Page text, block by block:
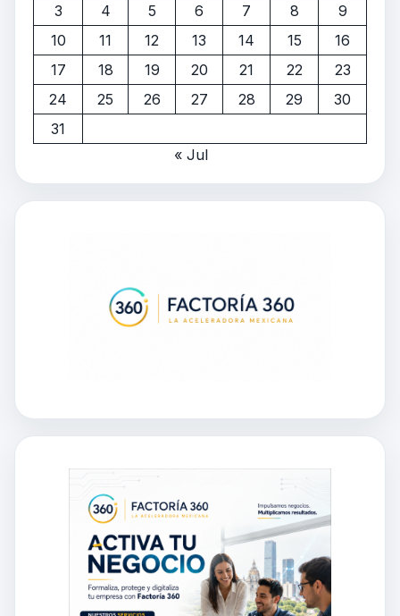
3
4 5 6 7 8
9
10
11 12 13 14 15
16
17
18 19 20 21 22
23
24
25 26 27 28 29
30
31
« Jul